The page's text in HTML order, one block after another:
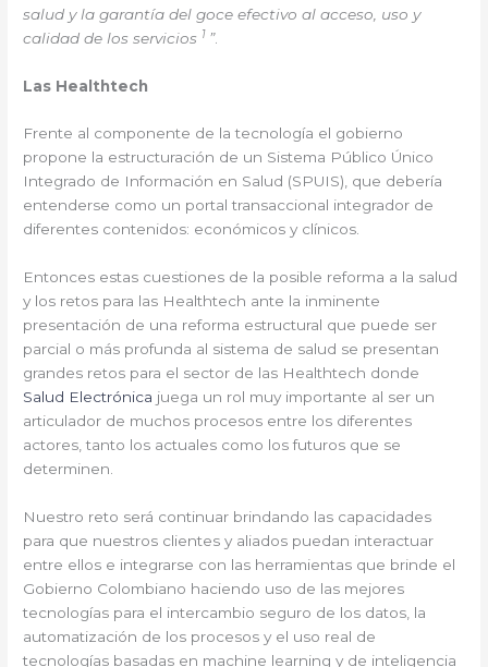
salud y la garantía del goce efectivo al acceso, uso y
calidad de los servicios 1 ”.
Las Healthtech
Frente al componente de la tecnología el gobierno
propone la estructuración de un Sistema Público Único
Integrado de Información en Salud (SPUIS), que debería
entenderse como un portal transaccional integrador de
diferentes contenidos: económicos y clínicos.
Entonces estas cuestiones de la posible reforma a la salud
y los retos para las Healthtech ante la inminente
presentación de una reforma estructural que puede ser
parcial o más profunda al sistema de salud se presentan
grandes retos para el sector de las Healthtech donde
Salud Electrónica juega un rol muy importante al ser un
articulador de muchos procesos entre los diferentes
actores, tanto los actuales como los futuros que se
determinen.
Nuestro reto será continuar brindando las capacidades
para que nuestros clientes y aliados puedan interactuar
entre ellos e integrarse con las herramientas que brinde el
Gobierno Colombiano haciendo uso de las mejores
tecnologías para el intercambio seguro de los datos, la
automatización de los procesos y el uso real de
tecnologías basadas en machine learning y de inteligencia